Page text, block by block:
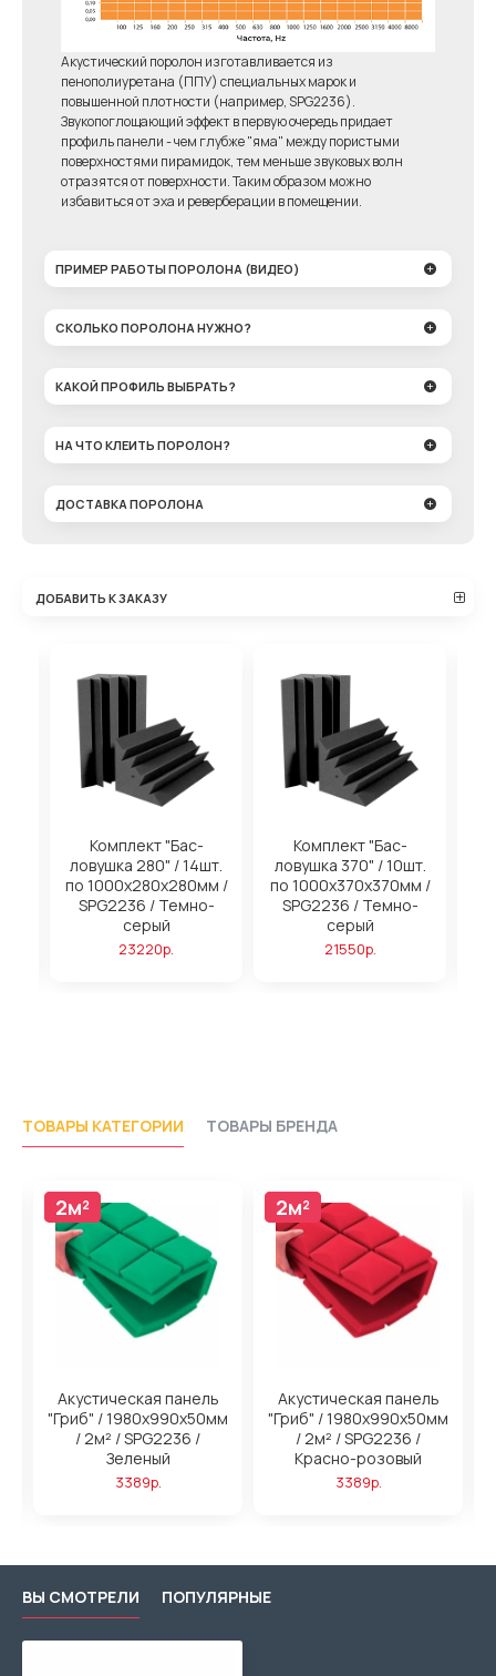
Акустический поролон изготавливается из
пенополиуретана (ППУ) специальных марок и
повышенной плотности (например, SPG2236).
Звукопоглощающий эффект в первую очередь придает
профиль панели - чем глубже "яма" между пористыми
поверхностями пирамидок, тем меньше звуковых волн
отразятся от поверхности. Таким образом можно
избавиться от эха и реверберации в помещении.
ПРИМЕР РАБОТЫ ПОРОЛОНА (ВИДЕО)
СКОЛЬКО ПОРОЛОНА НУЖНО?
КАКОЙ ПРОФИЛЬ ВЫБРАТЬ?
НА ЧТО КЛЕИТЬ ПОРОЛОН?
ДОСТАВКА ПОРОЛОНА
ДОБАВИТЬ К ЗАКАЗУ
Комплект "Бас-
ловушка 280" / 14шт.
по 1000х280х280мм /
SPG2236 / Темно-
серый
23220р.
Комплект "Бас-
ловушка 370" / 10шт.
по 1000х370х370мм /
SPG2236 / Темно-
серый
21550р.
ТОВАРЫ КАТЕГОРИИ ТОВАРЫ БРЕНДА
2м²
2м²
Акустическая панель
"Гриб" / 1980х990х50мм
/ 2м² / SPG2236 /
Зеленый
3389р.
2м²
2м²
Акустическая панель
"Гриб" / 1980х990х50мм
/ 2м² / SPG2236 /
Красно-розовый
3389р.
ВЫ СМОТРЕЛИ ПОПУЛЯРНЫЕ